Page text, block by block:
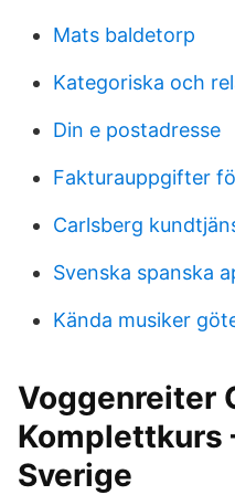
Mats baldetorp
Kategoriska och
Din e postadresse
Fakturauppgifter
Carlsberg
Svenska spanska
Kända musiker
Voggenreiter
Komplettkurs
Sverige